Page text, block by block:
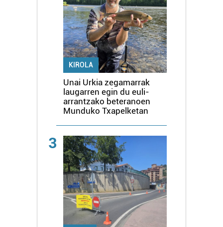
KIROLA
Unai Urkia zegamarrak
laugarren egin du euli-
arrantzako beteranoen
Munduko Txapelketan
3